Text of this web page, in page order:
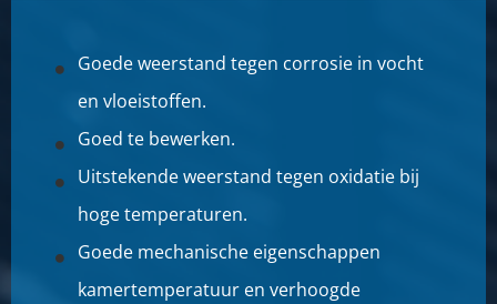
Goede weerstand tegen corrosie in vocht
en vloeistoffen.
Goed te bewerken.
Uitstekende weerstand tegen oxidatie bij
hoge temperaturen.
Goede mechanische eigenschappen
kamertemperatuur en verhoogde